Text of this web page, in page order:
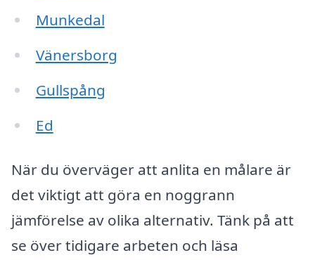
Munkedal
Vänersborg
Gullspång
Ed
När du överväger att anlita en målare är
det viktigt att göra en noggrann
jämförelse av olika alternativ. Tänk på att
se över tidigare arbeten och läsa